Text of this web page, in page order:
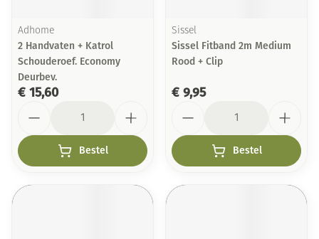
Adhome
2 Handvaten + Katrol
Schouderoef. Economy
Deurbev.
€ 15,60
Bestel
Sissel
Sissel Fitband 2m Medium
Rood + Clip
€ 9,95
Bestel